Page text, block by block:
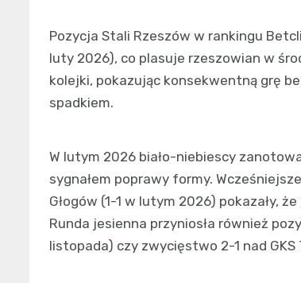
Pozycja Stali Rzeszów w rankingu
luty 2026), co plasuje rzeszowian w
kolejki, pokazując konsekwentną grę
spadkiem.
W lutym 2026 biało-niebiescy
sygnałem poprawy formy.
Głogów (1-1 w lutym 2026) pokazały,
Runda jesienna przyniosła również
listopada) czy zwycięstwo 2-1 nad